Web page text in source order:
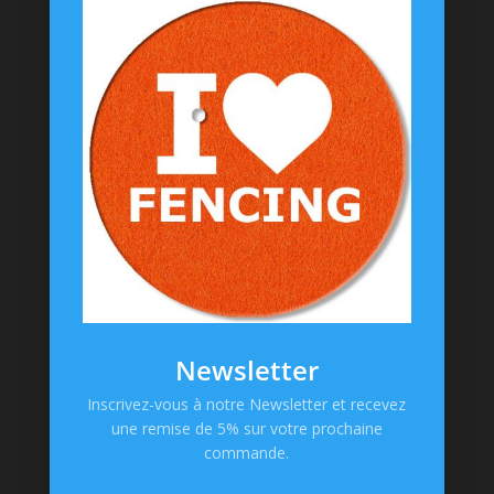
Coussinets Personnalisés
T-shirts
Chaussettes
Goodies
Informations
Messagerie Facebook
Mentions Légales
Politique de confidentialité
Paiement en ligne
Newsletter
Inscrivez-vous à notre Newsletter et recevez
une remise de 5% sur votre prochaine
commande.